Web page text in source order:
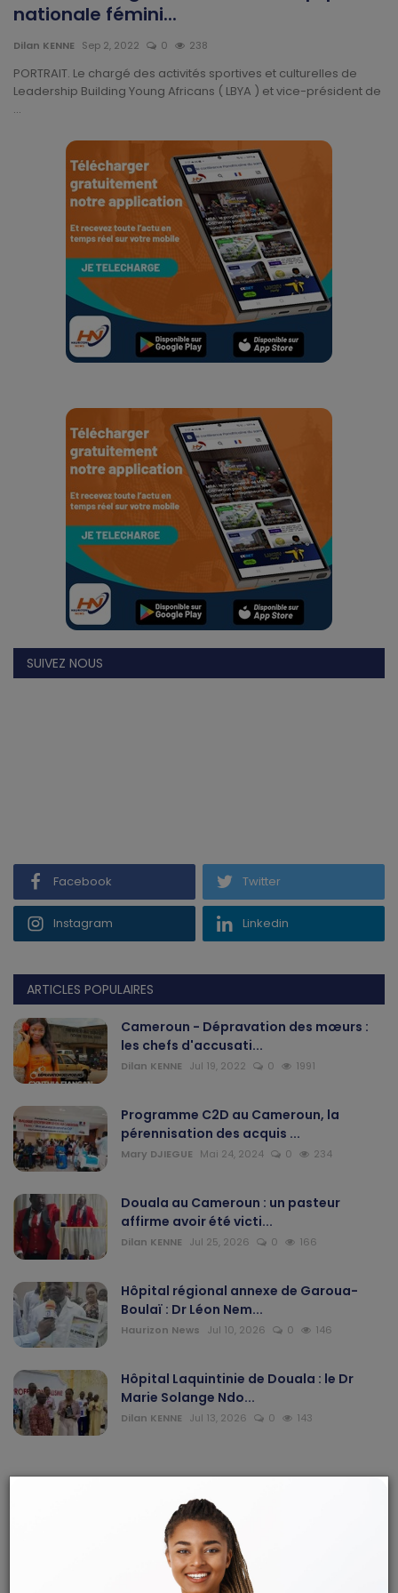
Technologie
Motivation
Politique
Articles Sponsorisés
Education
Économie
Actu People
Vidéos
Société
Chroniques
Nécrologie
Langue
English Francais
nationale fémini...
Dilan KENNE Sep 2, 2022 0 238
PORTRAIT. Le chargé des activités sportives et culturelles de
Leadership Building Young Africans ( LBYA ) et vice-président de
...
SUIVEZ NOUS
Facebook Twitter
Instagram Linkedin
ARTICLES POPULAIRES
Cameroun - Dépravation des mœurs :
les chefs d'accusati...
Dilan KENNE Jul 19, 2022 0 1991
Programme C2D au Cameroun, la
pérennisation des acquis ...
Mary DJIEGUE Mai 24, 2024 0 234
Douala au Cameroun : un pasteur
affirme avoir été victi...
Dilan KENNE Jul 25, 2026 0 166
Hôpital régional annexe de Garoua-
Boulaï : Dr Léon Nem...
Haurizon News Jul 10, 2026 0 146
Hôpital Laquintinie de Douala : le Dr
Marie Solange Ndo...
Dilan KENNE Jul 13, 2026 0 143